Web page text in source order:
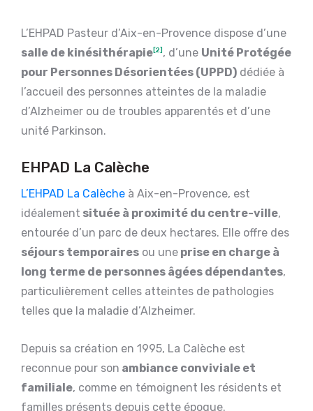
L’EHPAD Pasteur d’Aix-en-Provence dispose d’une
salle de kinésithérapie[2] , d’une Unité Protégée
pour Personnes Désorientées (UPPD) dédiée à
l’accueil des personnes atteintes de la maladie
d’Alzheimer ou de troubles apparentés et d’une
unité Parkinson.
EHPAD La Calèche
L’EHPAD La Calèche à Aix-en-Provence, est
idéalement située à proximité du centre-ville,
entourée d’un parc de deux hectares. Elle offre des
séjours temporaires ou une prise en charge à
long terme de personnes âgées dépendantes,
particulièrement celles atteintes de pathologies
telles que la maladie d’Alzheimer.
Depuis sa création en 1995, La Calèche est
reconnue pour son ambiance conviviale et
familiale, comme en témoignent les résidents et
familles présents depuis cette époque.